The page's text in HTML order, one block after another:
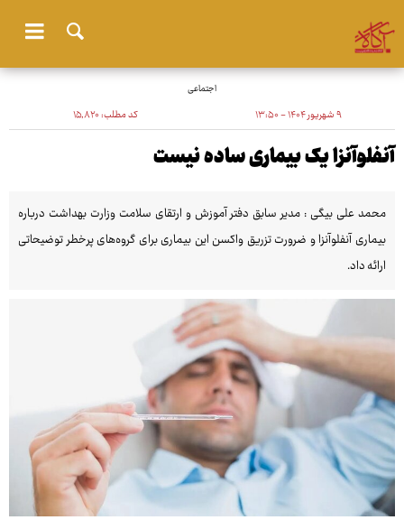
اجتماعی
۹ شهریور ۱۴۰۴ - ۱۳:۵۰ کد مطلب:۱۵٬۸۲۰
آنفلوآنزا یک بیماری ساده نیست
محمد علی بیگی : مدیر سابق دفتر آموزش و ارتقای سلامت وزارت بهداشت درباره
بیماری آنفلوآنزا و ضرورت تزریق واکسن این بیماری برای گروه‌های پرخطر توضیحاتی
ارائه داد.